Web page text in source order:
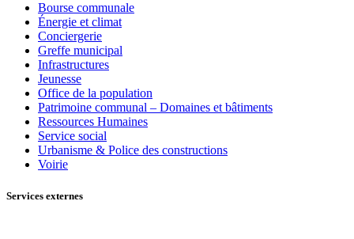
Bourse communale
Énergie et climat
Conciergerie
Greffe municipal
Infrastructures
Jeunesse
Office de la population
Patrimoine communal – Domaines et bâtiments
Ressources Humaines
Service social
Urbanisme & Police des constructions
Voirie
Services externes